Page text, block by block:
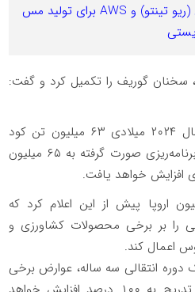
همکاری استراتژیک نوتون (ریو تینتو) و AWS برای تولید مس
سخنان گوریف را تکمیل کرد و گفت:
بنا بر این گزارش، روسیه در سال ۲۰۲۴ میلادی ۶۳ میلیون تن کود
معدنی تولید کرده است که با برنامه‌ریزی صورت گرفته به ۶۵ میلیون
اروپا پیش از این اعلام کرد که
را بر برخی محصولات کشاورزی و
اعمال کند.
انتقالی سه ساله، عوارض برخی